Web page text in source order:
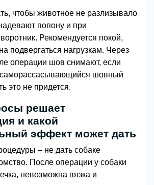
чтобы животное не разлизывало
попону и при
Рекомендуется покой,
подвергаться нагрузкам. Через
операции шов снимают, если
саморассасывающийся шовный
это не придется.
решает
и какой
эффект может дать
– не дать собаке
После операции у собаки
невозможна вязка и